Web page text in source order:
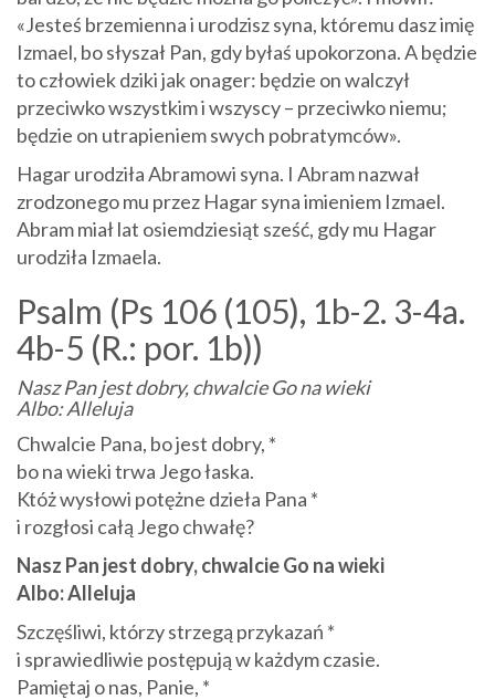
«Jesteś brzemienna i urodzisz syna, któremu dasz imię
Izmael, bo słyszał Pan, gdy byłaś upokorzona. A będzie
to człowiek dziki jak onager: będzie on walczył
przeciwko wszystkim i wszyscy – przeciwko niemu;
będzie on utrapieniem swych pobratymców».
Hagar urodziła Abramowi syna. I Abram nazwał
zrodzonego mu przez Hagar syna imieniem Izmael.
Abram miał lat osiemdziesiąt sześć, gdy mu Hagar
urodziła Izmaela.
Psalm (Ps 106 (105), 1b-2. 3-4a.
4b-5 (R.: por. 1b))
Nasz Pan jest dobry, chwalcie Go na wieki
Albo: Alleluja
Chwalcie Pana, bo jest dobry, *
bo na wieki trwa Jego łaska.
Któż wysłowi potężne dzieła Pana *
i rozgłosi całą Jego chwałę?
Nasz Pan jest dobry, chwalcie Go na wieki
Albo: Alleluja
Szczęśliwi, którzy strzegą przykazań *
i sprawiedliwie postępują w każdym czasie.
Pamiętaj o nas, Panie, *